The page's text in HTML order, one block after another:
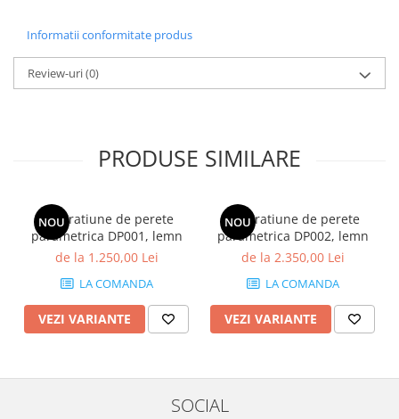
Informatii conformitate produs
Review-uri(0)
PRODUSE SIMILARE
NOU
Decoratiune de perete
parametrica DP001, lemn
de la 1.250,00 Lei
LA COMANDA
VEZI VARIANTE
NOU
Decoratiune de perete
parametrica DP002, lemn
de la 2.350,00 Lei
LA COMANDA
VEZI VARIANTE
SOCIAL